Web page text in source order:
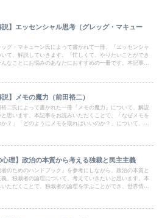
説】エッセンシャル思考（グレッグ・マキュー
グ・マキューン氏によって書かれて一冊、『エッセンシャ
いて、解説していきます。「忙しくて、やりたいことができ
なことにお悩みのあなたにおすすめの一冊です。本記事を
説】メモの魔力（前田裕二）
二氏によって書かれた一冊『メモの魔力』について、解説
と思います。本記事をお読みいただくことで、「なぜメモを
？」「どのようにメモを取ればいいのか？」について、ご
心理】政治の本質から考える独裁と民主主義
のためのハンドブック』を参考にしながら、政治の本質と
、独裁者の論理について、考えていきたいと思います。本
ただくことで、独裁者の論理を学ぶことができ、世界情勢